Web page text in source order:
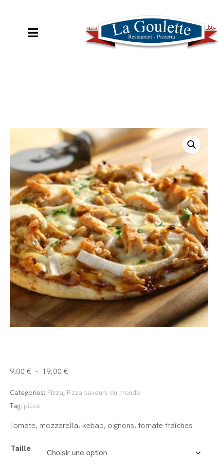
9,00€ – 19,00 €
Categories: Pizza, Pizza saveurs du monde
Tag: pizza
Tomate, mozzarella, kebab, oignons, tomate fraîches
Taille